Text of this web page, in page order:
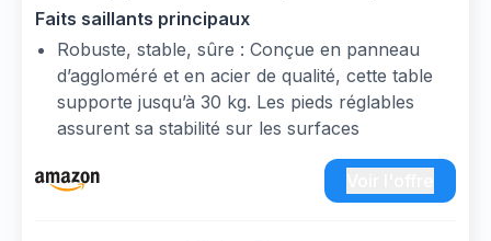
Montage Facile, pour Entrée, Salon, Marron
Rustique et Noir d'encre LNT079K02
Faits saillants principaux
Robuste, stable, sûre : Conçue en panneau
d’aggloméré et en acier de qualité, cette table
supporte jusqu’à 30 kg. Les pieds réglables
assurent sa stabilité sur les surfaces
irrégulières, et le kit anti-basculement offre une
sécurité supplémentaire
Profil élancé : De dimensions 15 x 100 x 80 cm,